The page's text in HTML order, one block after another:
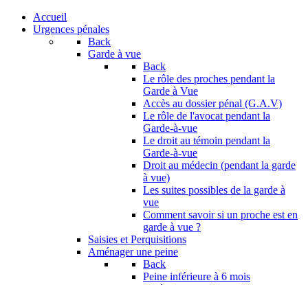
Accueil
Urgences pénales
Back
Garde à vue
Back
Le rôle des proches pendant la
Garde à Vue
Accès au dossier pénal (G.A.V)
Le rôle de l'avocat pendant la
Garde-à-vue
Le droit au témoin pendant la
Garde-à-vue
Droit au médecin (pendant la garde
à vue)
Les suites possibles de la garde à
vue
Comment savoir si un proche est en
garde à vue ?
Saisies et Perquisitions
Aménager une peine
Back
Peine inférieure à 6 mois